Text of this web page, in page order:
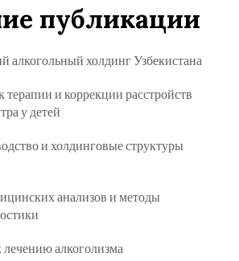
публикации
алкогольный холдинг Узбекистана
и коррекции расстройств
у детей
и холдинговые структуры
анализов и методы
алкоголизма